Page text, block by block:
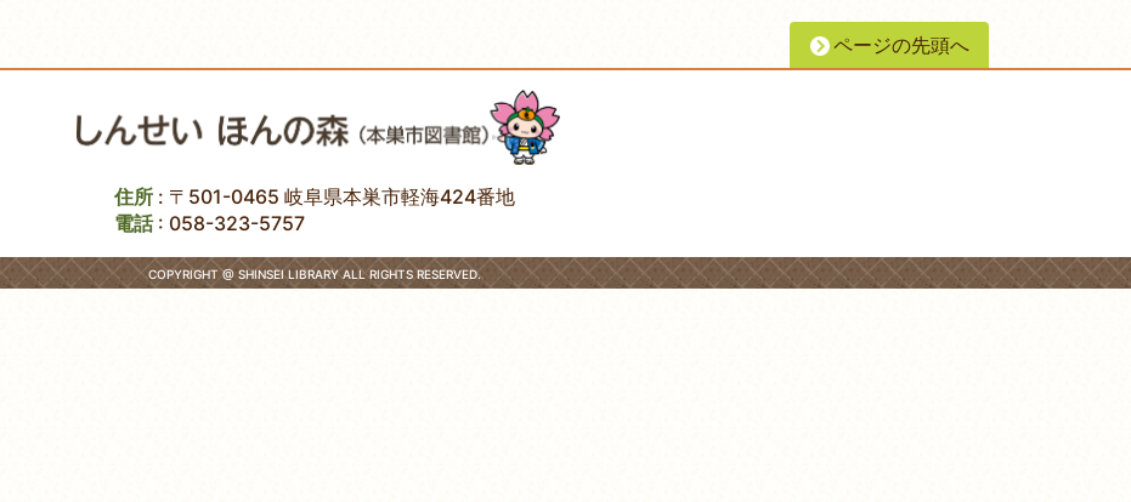
ページの先頭へ
住所 : 〒501-0465 岐阜県本巣市軽海424番地
電話: 058-323-5757
COPYRIGHT @ SHINSEI LIBRARY ALL RIGHTS RESERVED.